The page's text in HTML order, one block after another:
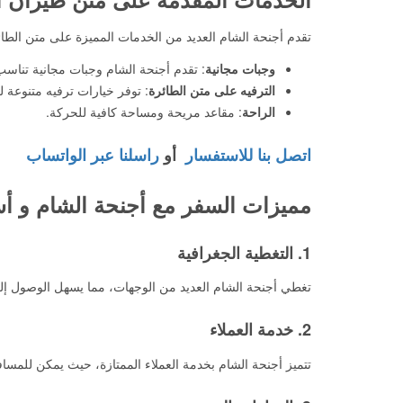
تقدم أجنحة الشام العديد من الخدمات المميزة على متن
وجبات مجانية: تقدم أجنحة الشام وجبات مجانية
الترفيه على متن الطائرة: توفر خيارات ترفيه متنوعة
الراحة: مقاعد مريحة ومساحة كافية للحركة.
اتصل بنا للاستفسار أو راسلنا عبر الواتساب
مميزات السفر مع أجنحة الشام و
1. التغطية الجغرافية
تغطي أجنحة الشام العديد من الوجهات، مما يسهل
2. خدمة العملاء
تتميز أجنحة الشام بخدمة العملاء الممتازة، حيث يمكن